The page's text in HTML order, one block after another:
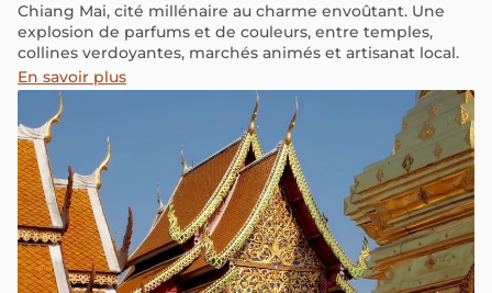
Chiang Mai, cité millénaire au charme envoûtant. Une
explosion de parfums et de couleurs, entre temples,
collines verdoyantes, marchés animés et artisanat local.
En savoir plus